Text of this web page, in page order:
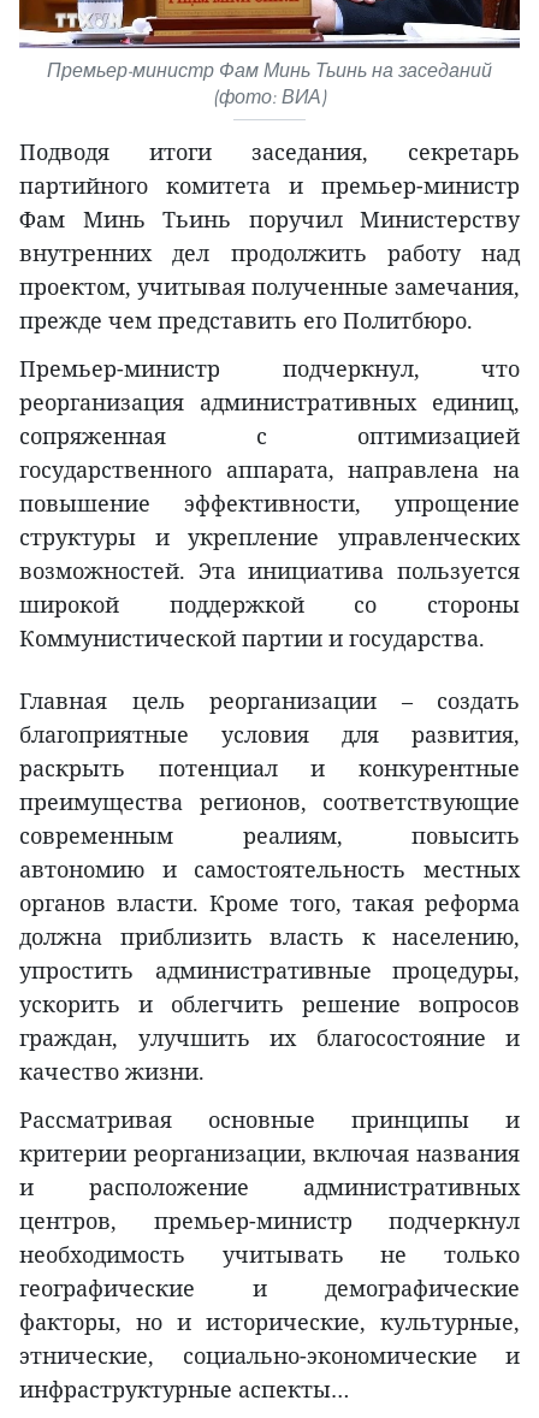
Премьер-министр Фам Минь Тьинь на заседаний
(фото: ВИА)
Подводя итоги заседания, секретарь
партийного комитета и премьер-министр
Фам Минь Тьинь поручил Министерству
внутренних дел продолжить работу над
проектом, учитывая полученные замечания,
прежде чем представить его Политбюро.
Премьер-министр подчеркнул, что
реорганизация административных единиц,
сопряженная с оптимизацией
государственного аппарата, направлена на
повышение эффективности, упрощение
структуры и укрепление управленческих
возможностей. Эта инициатива пользуется
широкой поддержкой со стороны
Коммунистической партии и государства.
Главная цель реорганизации – создать
благоприятные условия для развития,
раскрыть потенциал и конкурентные
преимущества регионов, соответствующие
современным реалиям, повысить
автономию и самостоятельность местных
органов власти. Кроме того, такая реформа
должна приблизить власть к населению,
упростить административные процедуры,
ускорить и облегчить решение вопросов
граждан, улучшить их благосостояние и
качество жизни.
Рассматривая основные принципы и
критерии реорганизации, включая названия
и расположение административных
центров, премьер-министр подчеркнул
необходимость учитывать не только
географические и демографические
факторы, но и исторические, культурные,
этнические, социально-экономические и
инфраструктурные аспекты…